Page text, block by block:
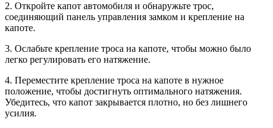
2. Откройте капот автомобиля и обнаружьте трос,
соединяющий панель управления замком и крепление на
капоте.
3. Ослабьте крепление троса на капоте, чтобы можно было
легко регулировать его натяжение.
4. Переместите крепление троса на капоте в нужное
положение, чтобы достигнуть оптимального натяжения.
Убедитесь, что капот закрывается плотно, но без лишнего
усилия.